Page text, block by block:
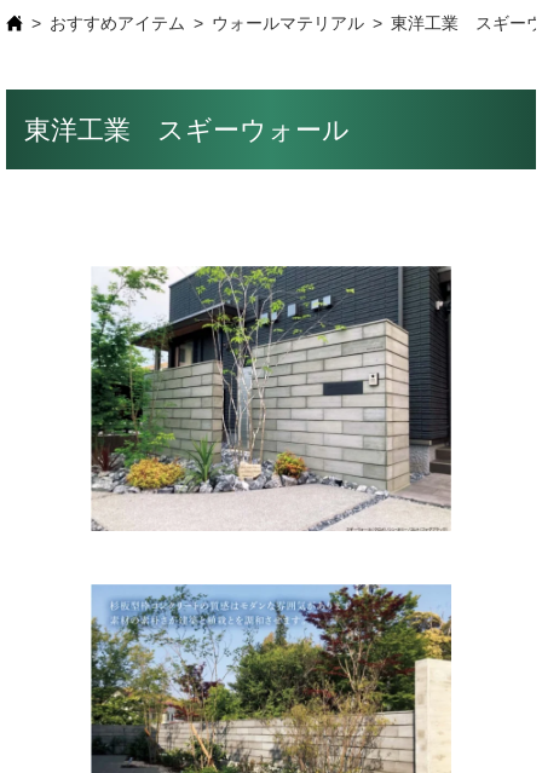
おすすめアイテム ウォールマテリアル 東洋工業 スギー
東洋工業 スギーウォール